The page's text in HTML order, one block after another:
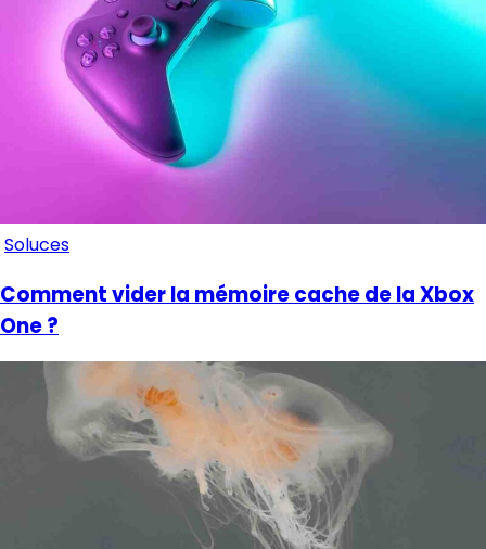
Soluces
Comment vider la mémoire cache de la Xbox
One ?